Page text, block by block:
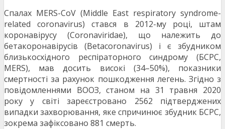
Спалах MERS-CoV (Middle East respiratory syndrome-
related coronavirus) стався в 2012-му році, штам
коронавірусу (Coronaviridae), що належить до
бетакоронавірусів (Betacoronavirus) і є збудником
близькосхідного респіраторного синдрому (БСРС,
MERS), мав досить високі (34–50%), показники
смертності за рахунок пошкодження легень. Згідно з
повідомленнями ВООЗ, станом на 31 травня 2020
року у світі зареєстровано 2562 підтверджених
випадки захворювання, яке спричинює збудник БСРС,
зокрема зафіксовано 881 смерть.